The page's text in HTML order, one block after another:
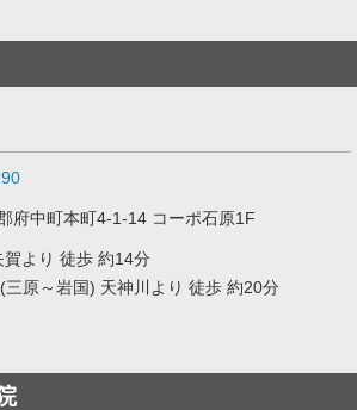
府中町本町4-1-14 コーポ石原1F
賀より 徒歩 約14分
三原～岩国) 天神川より 徒歩 約20分